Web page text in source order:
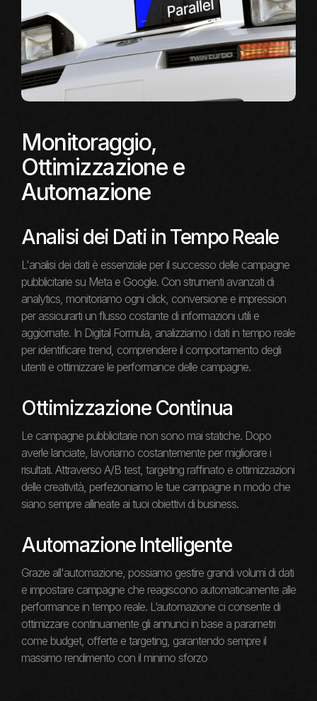
Monitoraggio,
Ottimizzazione e
Automazione
Analisi dei Dati in Tempo Reale
L'analisi dei dati è essenziale per il successo delle campagne
pubblicitarie su Meta e Google. Con strumenti avanzati di
analytics, monitoriamo ogni click, conversione e impression
per assicurarti un flusso costante di informazioni utili e
aggiornate. In Digital Formula, analizziamo i dati in tempo reale
per identificare trend, comprendere il comportamento degli
utenti e ottimizzare le performance delle campagne.
Ottimizzazione Continua
Le campagne pubblicitarie non sono mai statiche. Dopo
averle lanciate, lavoriamo costantemente per migliorare i
risultati. Attraverso A/B test, targeting raffinato e ottimizzazioni
delle creatività, perfezioniamo le tue campagne in modo che
siano sempre allineate ai tuoi obiettivi di business.
Automazione Intelligente
Grazie all'automazione, possiamo gestire grandi volumi di dati
e impostare campagne che reagiscono automaticamente alle
performance in tempo reale. L’automazione ci consente di
ottimizzare continuamente gli annunci in base a parametri
come budget, offerte e targeting, garantendo sempre il
massimo rendimento con il minimo sforzo